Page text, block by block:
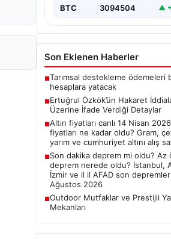
BTC 3094504 ▲
Son Eklenen Haberler
■Tarımsal destekleme ödemeleri
hesaplara yatacak
■Ertuğrul Özkök’ün Hakaret
Üzerine İfade Verdiği Detaylar
■Altın fiyatları canlı 14 Nisan
fiyatları ne kadar oldu? Gram,
yarım ve cumhuriyet altını alış
■Son dakika deprem mi oldu? Az
deprem nerede oldu? İstanbul,
İzmir ve il il AFAD son
Ağustos 2026
■Outdoor Mutfaklar ve Prestijli
Mekanları